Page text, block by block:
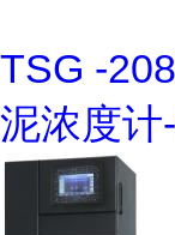
TSG -
泥浓度计